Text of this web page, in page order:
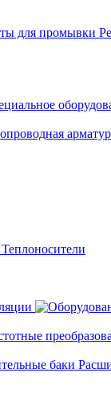
Теплоносители